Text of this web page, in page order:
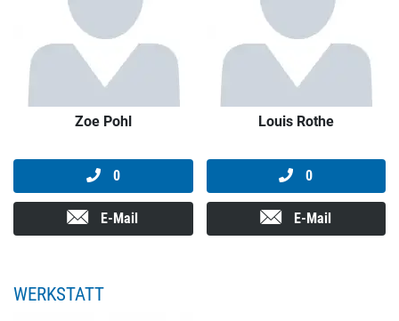
Zoe Pohl
0
E-Mail
Louis Rothe
0
E-Mail
WERKSTATT